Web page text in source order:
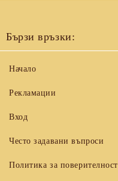
Бързи връзки:
Начало
Рекламации
Вход
Често задавани въпроси
Политика за поверителност